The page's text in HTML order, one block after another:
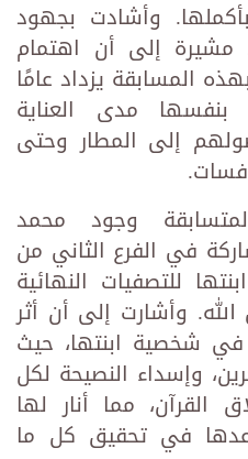
وأشادت بجهود
مشيرة إلى أن اهتمام
المسابقة يزداد عامًا
مدى العناية
إلى المطار وحتى
وجود محمد
في الفرع الثاني من
للتصفيات النهائية
وأشارت إلى أن أثر
في شخصية ابنتها، حيث
وإسداء النصيحة لكل
القرآن، مما أنار لها
في تحقيق كل ما